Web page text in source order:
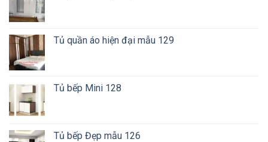
Tủ quần áo hiện đại mẫu 129
Tủ bếp Mini 128
Tủ bếp Đẹp mẫu 126